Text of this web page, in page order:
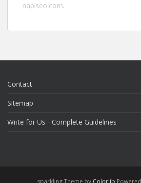
napiseo.com.
Contact
Sitemap
Write for Us - Complete Guidelines
sparkling Theme by Colorlib